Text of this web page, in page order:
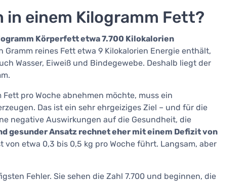
in einem Kilogramm Fett?
Körperfett etwa 7.700 Kilokalorien
Gramm reines Fett etwa 9 Kilokalorien Energie enthält,
Wasser, Eiweiß und Bindegewebe. Deshalb liegt der
pro Woche abnehmen möchte, muss ein
Das ist ein sehr ehrgeiziges Ziel – und für die
negative Auswirkungen auf die Gesundheit, die
gesunder Ansatz rechnet eher mit einem Defizit von
von etwa 0,3 bis 0,5 kg pro Woche führt. Langsam, aber
Fehler. Sie sehen die Zahl 7.700 und beginnen, die